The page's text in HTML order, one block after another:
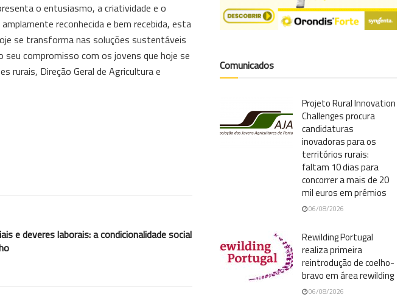
o entusiasmo, a criatividade e o
reconhecida e bem recebida, esta
se transforma nas soluções sustentáveis
seu compromisso com os jovens que hoje se
rurais, Direção Geral de Agricultura e
e deveres laborais: a condicionalidade social
Comunicados
Projeto Rural Innovation
Challenges procura
candidaturas
inovadoras para os
territórios rurais:
faltam 10 dias para
concorrer a mais de 20
mil euros em prémios
06/08/2026
Rewilding Portugal
realiza primeira
reintrodução de coelho-
bravo em área rewilding
06/08/2026